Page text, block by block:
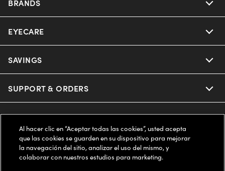
BRANDS
Nuance Audio
Ray-Ban
Oakley
Oakley Meta
Miu Miu
EYECARE
Our Eyeglasses
Our Sunglasses
Our Contact Lenses
Ray-Ban | Meta
SAVINGS
Offers & Discount
Insurance
FSA & HSA
SUPPORT & ORDERS
Help Center
Online Order Status
LEGAL
Privacy Policy
COMPANY INFO
Al hacer clic en “Aceptar todas las cookies”, usted acepta
que las cookies se guarden en su dispositivo para mejorar
la navegación del sitio, analizar el uso del mismo, y
colaborar con nuestros estudios para marketing.